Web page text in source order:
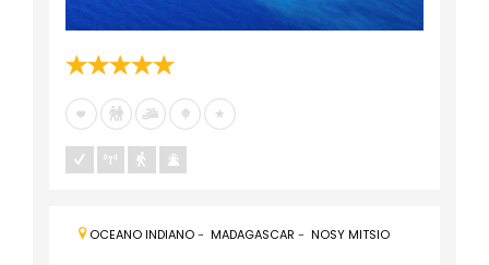
OCEANO INDIANO- MADAGASCAR - NOSY MITSIO